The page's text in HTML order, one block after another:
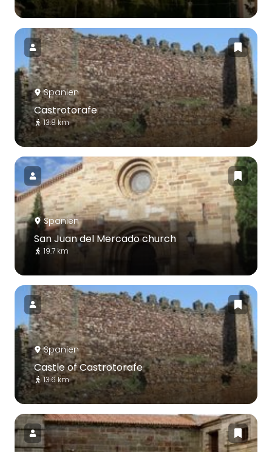
Spanien
Castrotorafe
13.8 km
Spanien
San Juan del Mercado church
19.7 km
Spanien
Castle of Castrotorafe
13.6 km